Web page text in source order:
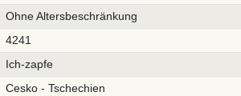
Ohne Altersbeschränkung
4241
Ich-zapfe
Cesko - Tschechien